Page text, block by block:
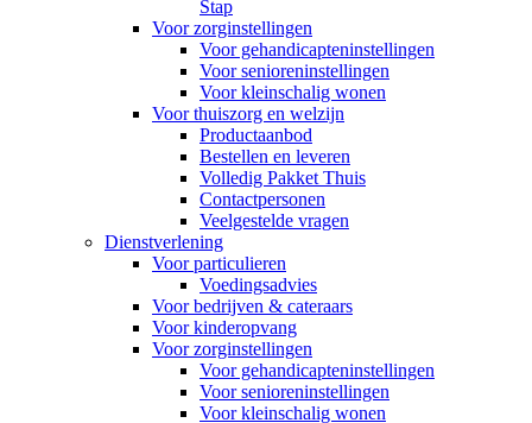
Stap
Voor zorginstellingen
Voor gehandicapteninstellingen
Voor senioreninstellingen
Voor kleinschalig wonen
Voor thuiszorg en welzijn
Productaanbod
Bestellen en leveren
Volledig Pakket Thuis
Contactpersonen
Veelgestelde vragen
Dienstverlening
Voor particulieren
Voedingsadvies
Voor bedrijven & cateraars
Voor kinderopvang
Voor zorginstellingen
Voor gehandicapteninstellingen
Voor senioreninstellingen
Voor kleinschalig wonen